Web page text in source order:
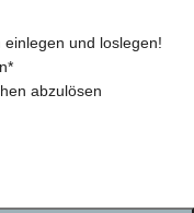
und loslegen!
abzulösen